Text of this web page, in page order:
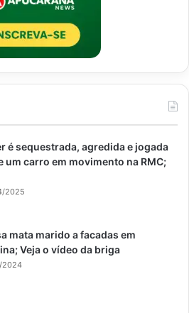
é sequestrada, agredida e jogada
um carro em movimento na RMC;
2025
mata marido a facadas em
Veja o vídeo da briga
2024